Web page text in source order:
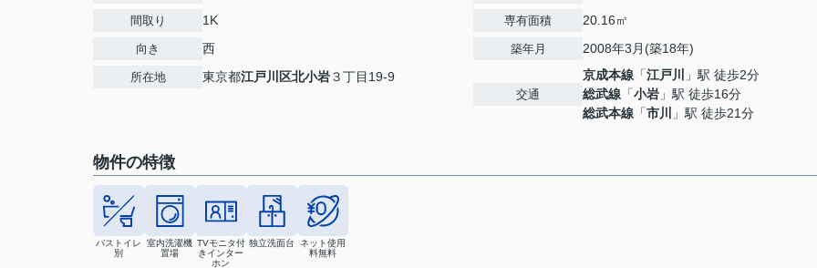
間取り 1K
向き 西
所在地 東京都江戸川区北小岩３丁目19-9
専有面積 20.16㎡
築年月 2008年3月(築18年)
交通
京成本線 「江戸川
」駅 徒歩2分
総武線 「小岩 」駅 徒歩16分
総武本線 「市川 」駅 徒歩21分
物件の特徴
バストイレ
別
室内洗濯機
置場
TVモニタ付
きインター
ホン
独立洗面台
ネット使用
料無料